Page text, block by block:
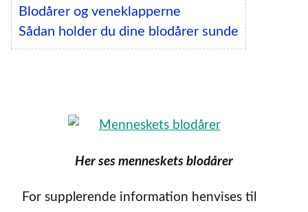
Blodårer og veneklapperne
Sådan holder du dine blodårer sunde
Her ses menneskets blodårer
For supplerende information henvises til